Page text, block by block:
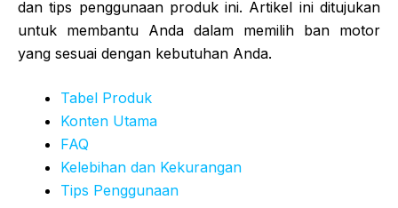
dan tips penggunaan produk ini. Artikel ini ditujukan
untuk membantu Anda dalam memilih ban motor
yang sesuai dengan kebutuhan Anda.
Tabel Produk
Konten Utama
FAQ
Kelebihan dan Kekurangan
Tips Penggunaan